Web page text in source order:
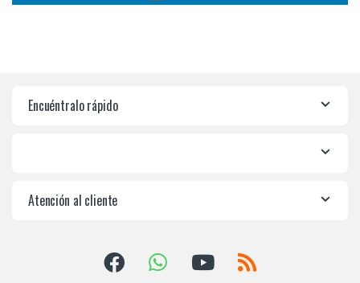
Encuéntralo rápido
Atención al cliente